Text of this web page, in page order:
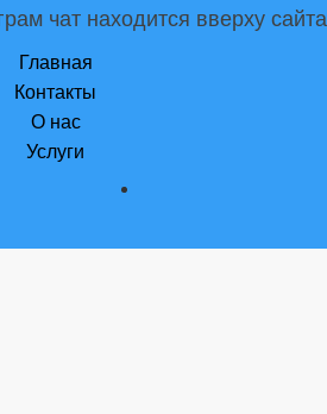
чат находится вверху сайта
Главная
Контакты
О нас
Услуги